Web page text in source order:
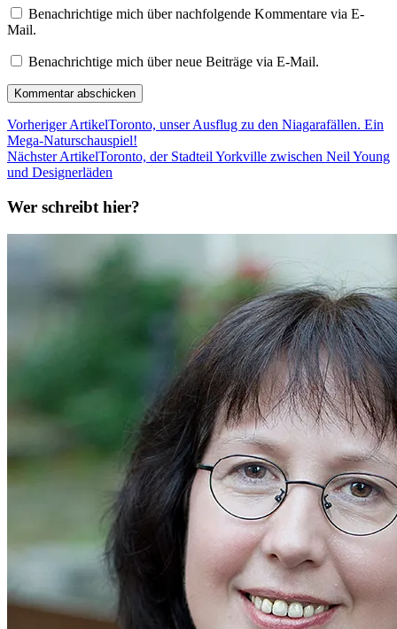
Benachrichtige mich über nachfolgende Kommentare via E-
Mail.
Benachrichtige mich über neue Beiträge via E-Mail.
Vorheriger ArtikelToronto, unser Ausflug zu den Niagarafällen. Ein
Mega-Naturschauspiel!
Nächster ArtikelToronto, der Stadteil Yorkville zwischen Neil Young
und Designerläden
Wer schreibt hier?